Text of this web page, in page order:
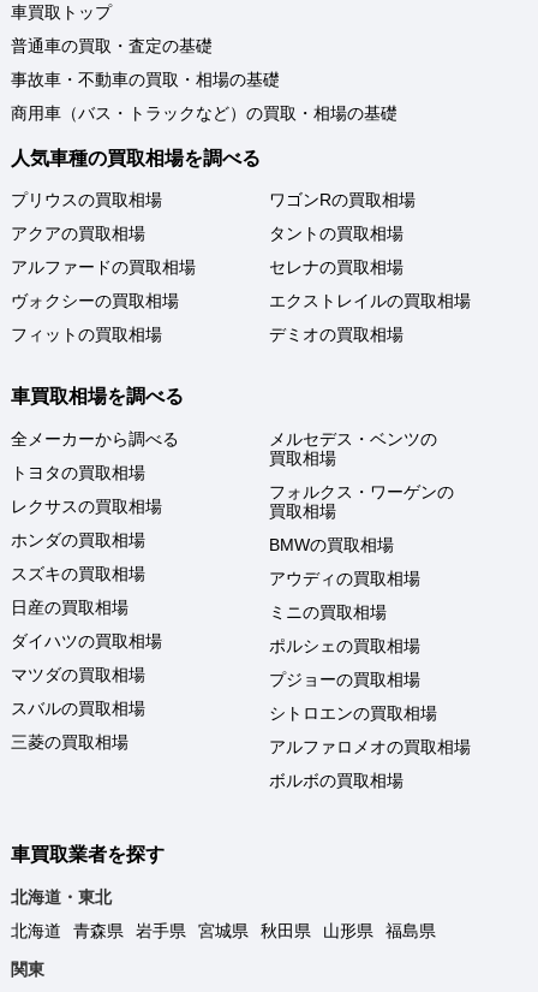
車買取トップ
普通車の買取・査定の基礎
事故車・不動車の買取・相場の基礎
商用車（バス・トラックなど）の買取・相場の基礎
人気車種の買取相場を調べる
プリウスの買取相場
アクアの買取相場
アルファードの買取相場
ヴォクシーの買取相場
フィットの買取相場
ワゴンRの買取相場
タントの買取相場
セレナの買取相場
エクストレイルの買取相場
デミオの買取相場
車買取相場を調べる
全メーカーから調べる
トヨタの買取相場
レクサスの買取相場
ホンダの買取相場
スズキの買取相場
日産の買取相場
ダイハツの買取相場
マツダの買取相場
スバルの買取相場
三菱の買取相場
メルセデス・ベンツの
買取相場
フォルクス・ワーゲンの
買取相場
BMWの買取相場
アウディの買取相場
ミニの買取相場
ポルシェの買取相場
プジョーの買取相場
シトロエンの買取相場
アルファロメオの買取相場
ボルボの買取相場
車買取業者を探す
北海道・東北
北海道
青森県 岩手県 宮城県 秋田県 山形県
福島県
関東